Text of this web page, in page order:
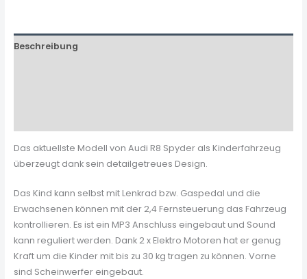
Beschreibung
Das aktuellste Modell von Audi R8 Spyder als Kinderfahrzeug
überzeugt dank sein detailgetreues Design.
Das Kind kann selbst mit Lenkrad bzw. Gaspedal und die
Erwachsenen können mit der 2,4 Fernsteuerung das Fahrzeug
kontrollieren. Es ist ein MP3 Anschluss eingebaut und Sound
kann reguliert werden. Dank 2 x Elektro Motoren hat er genug
Kraft um die Kinder mit bis zu 30 kg tragen zu können. Vorne
sind Scheinwerfer eingebaut.